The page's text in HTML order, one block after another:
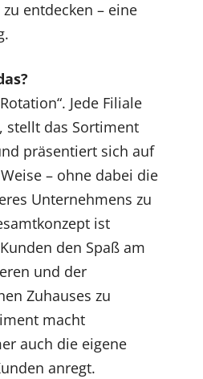
entdecken – eine
Jede Filiale
stellt das Sortiment
präsentiert sich auf
– ohne dabei die
Unternehmens zu
ist
den Spaß am
und der
Zuhauses zu
macht
auch die eigene
anregt.